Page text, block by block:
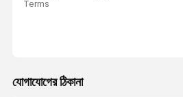
Terms
যোগাযোগের ঠিকানা